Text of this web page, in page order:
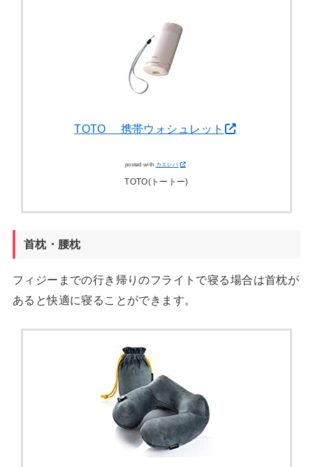
TOTO 携帯ウォシュレット
posted with カエレバ
TOTO(トートー)
首枕・腰枕
フィジーまでの行き帰りのフライトで寝る場合は首枕が
あると快適に寝ることができます。